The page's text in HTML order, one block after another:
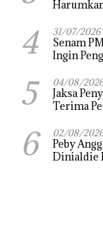
4 31/07/2026
Senam
Ingin
5 04/08/
Jaksa
Terima
6 02/08/
Peby
Dinialdie